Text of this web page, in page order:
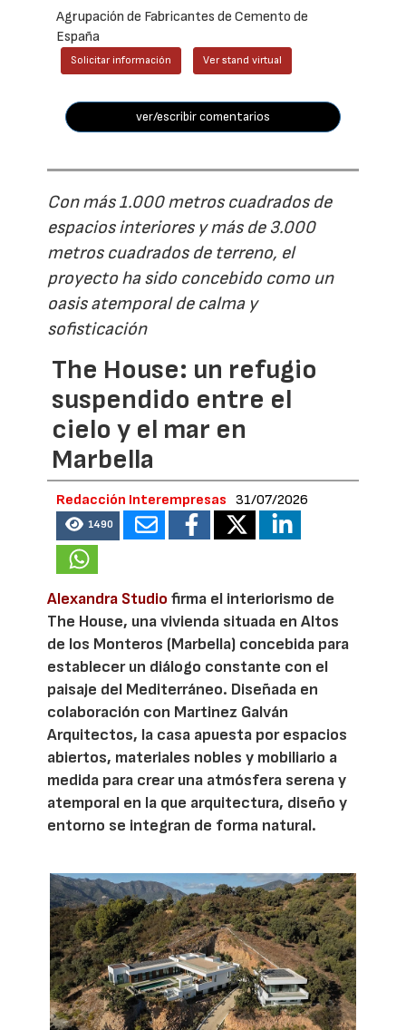
Agrupación de Fabricantes de Cemento de
España
Solicitar información Ver stand virtual
ver/escribir comentarios
Con más 1.000 metros cuadrados de
espacios interiores y más de 3.000
metros cuadrados de terreno, el
proyecto ha sido concebido como un
oasis atemporal de calma y
sofisticación
The House: un refugio
suspendido entre el
cielo y el mar en
Marbella
Redacción Interempresas 31/07/2026
1490
Alexandra Studio firma el interiorismo de
The House, una vivienda situada en Altos
de los Monteros (Marbella) concebida para
establecer un diálogo constante con el
paisaje del Mediterráneo. Diseñada en
colaboración con Martinez Galván
Arquitectos, la casa apuesta por espacios
abiertos, materiales nobles y mobiliario a
medida para crear una atmósfera serena y
atemporal en la que arquitectura, diseño y
entorno se integran de forma natural.